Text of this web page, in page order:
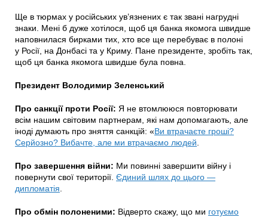
Ще в тюрмах у російських ув’язнених є так звані нагрудні
знаки. Мені б дуже хотілося, щоб ця банка якомога швидше
наповнилася бирками тих, хто все ще перебуває в полоні
у Росії, на Донбасі та у Криму. Пане президенте, зробіть так,
щоб ця банка якомога швидше була повна.
Президент Володимир Зеленський
Про санкції проти Росії: Я не втомлююся повторювати
всім нашим світовим партнерам, які нам допомагають, але
іноді думають про зняття санкцій: «Ви втрачаєте гроші?
Серйозно? Вибачте, але ми втрачаємо людей
Про завершення війни: Ми повинні завершити війну і
повернути свої території. Єдиний шлях до цього —
дипломатія
Про обмін полоненими: Відверто скажу, що ми готуємо